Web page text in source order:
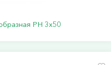
PН 3х50